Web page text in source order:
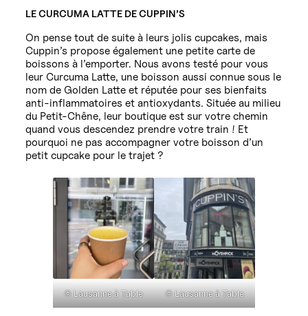
LE CURCUMA LATTE DE CUPPIN’S
On pense tout de suite à leurs jolis cupcakes, mais
Cuppin’s propose également une petite carte de
boissons à l’emporter. Nous avons testé pour vous
leur Curcuma Latte, une boisson aussi connue sous le
nom de Golden Latte et réputée pour ses bienfaits
anti-inflammatoires et antioxydants. Située au milieu
du Petit-Chêne, leur boutique est sur votre chemin
quand vous descendez prendre votre train ! Et
pourquoi ne pas accompagner votre boisson d’un
petit cupcake pour le trajet ?
© Lausanne à Table © Lausanne à Table